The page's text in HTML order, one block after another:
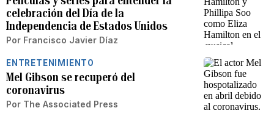
celebración del Día de la
Independencia de Estados Unidos
Por Francisco Javier Díaz
ENTRETENIMIENTO
Mel Gibson se recuperó del
coronavirus
Por The Associated Press